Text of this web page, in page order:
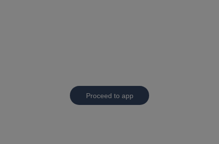
Proceed to app